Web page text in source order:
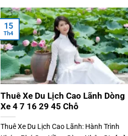
Thuê Xe Du Lịch Cao Lãnh Dòng
Xe 4 7 16 29 45 Chỗ
Thuê Xe Du Lịch Cao Lãnh: Hành Trình
15
Th4